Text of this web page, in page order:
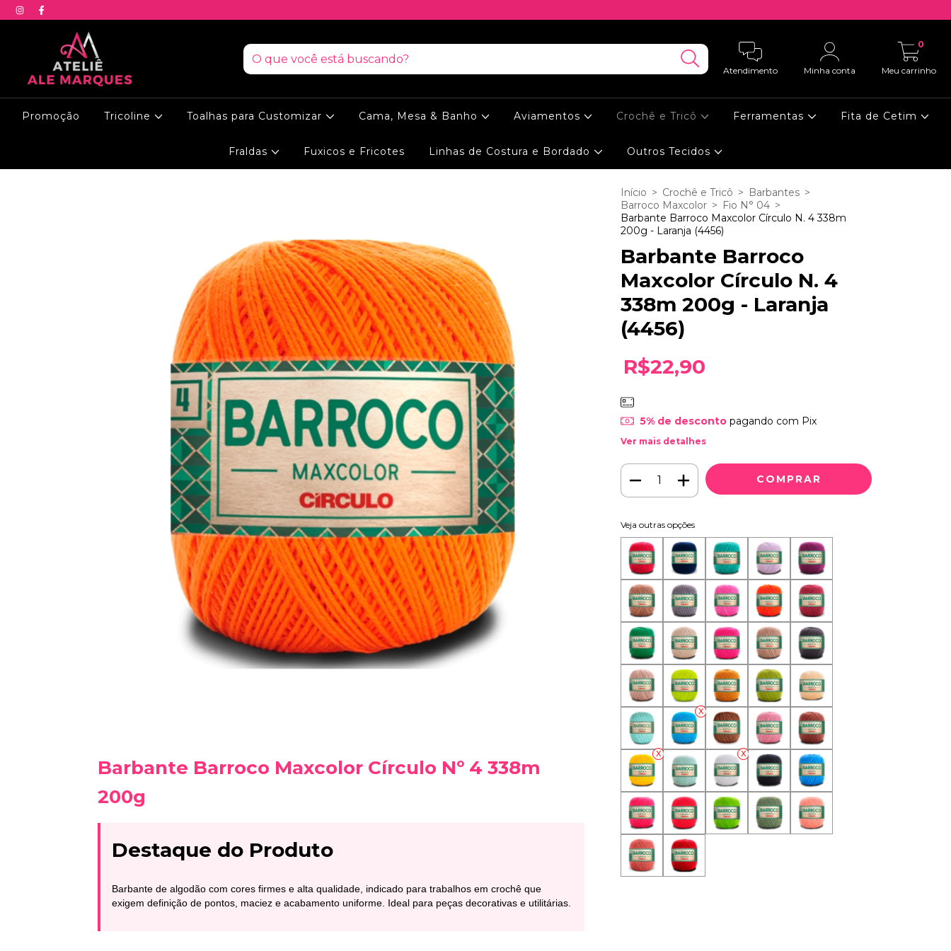
Atendimento Minha conta Meu carrinho
0
Promoção Tricoline Toalhas para Customizar Cama, Mesa & Banho Aviamentos Crochê e Tricô Ferramentas Fita de Cetim
Fraldas Fuxicos e Fricotes Linhas de Costura e Bordado Outros Tecidos
Barbante Barroco Maxcolor Círculo Nº 4 338m
200g
Destaque do Produto
Barbante de algodão com cores firmes e alta qualidade, indicado para trabalhos em crochê que
exigem definição de pontos, maciez e acabamento uniforme. Ideal para peças decorativas e utilitárias.
Início > Crochê e Tricô > Barbantes >
Barroco Maxcolor > Fio N° 04 >
Barbante Barroco Maxcolor Círculo N. 4 338m
200g - Laranja (4456)
Barbante Barroco
Maxcolor Círculo N. 4
338m 200g - Laranja
(4456)
R$22,90
5% de descontopagando com Pix
Ver mais detalhes
Veja outras opções